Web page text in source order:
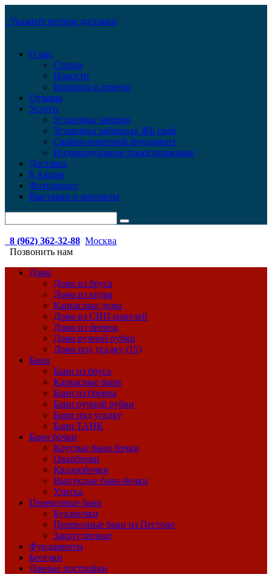
Укажите регион доставки
О нас
Статьи
Новости
Вопросы и ответы
Отзывы
Услуги
Установка заборов
Установка забивных ЖБ свай
Свайно-винтовой фундамент
Индивидуальное проектирование
Доставка
$ Акции
Фото/видео
Выставки и контакты
8 (962) 362-32-88 Москва
Позвонить нам
Дома
Дома из бруса
Дома из кедра
Каркасные дома
Дома из СИП-панелей
Дома из бревна
Дома ручной рубки
Дома под усадку (15)
Бани
Бани из бруса
Каркасные бани
Бани из бревна
Бани ручной рубки
Бани под усадку
Бани ТАНК
Бани бочки
Круглые бани бочки
Овалбочки
Квадробочки
Выпуклые бани-бочки
Улитка
Перевозные бани
Буханочки
Перевозные бани из Пестово
Закругленные
Фундаменты
Беседки
Дачные постройки